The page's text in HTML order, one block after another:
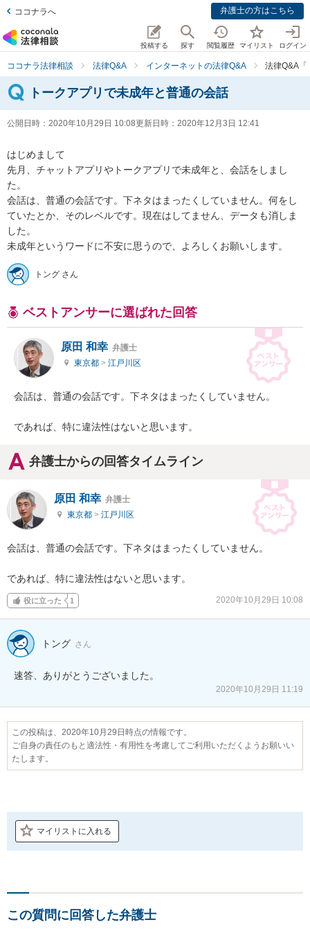
ココナラへ 弁護士の方はこちら
投稿する 探す 閲覧履歴 マイリスト ログイン
ココナラ法律相談 法律Q&A インターネットの法律Q&A 法律Q&A「
トークアプリで未成年と普通の会話
公開日時： 2020年10月29日 10:08更新日時： 2020年12月3日 12:41
はじめまして
先月、チャットアプリやトークアプリで未成年と、会話をしまし
た。
会話は、普通の会話です。下ネタはまったくしていません。何をし
ていたとか、そのレベルです。現在はしてません、データも消しま
した。
未成年というワードに不安に思うので、よろしくお願いします。
トング さん
ベストアンサーに選ばれた回答
原田 和幸 弁護士
東京都 > 江戸川区
会話は、普通の会話です。下ネタはまったくしていません。
であれば、特に違法性はないと思います。
弁護士からの回答タイムライン
原田 和幸 弁護士
東京都 > 江戸川区
会話は、普通の会話です。下ネタはまったくしていません。
であれば、特に違法性はないと思います。
役に立った 1 2020年10月29日 10:08
トング さん
速答、ありがとうございました。
2020年10月29日 11:19
この投稿は、2020年10月29日時点の情報です。
ご自身の責任のもと適法性・有用性を考慮してご利用いただくようお願いい
たします。
マイリストに入れる
この質問に回答した弁護士